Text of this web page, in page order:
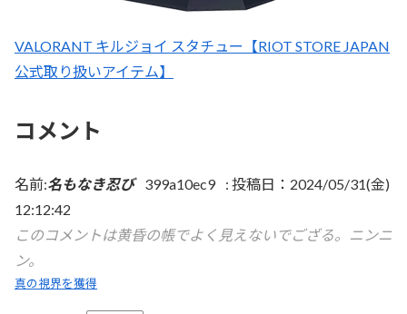
VALORANT キルジョイ スタチュー【RIOT STORE JAPAN
公式取り扱いアイテム】
コメント
名前:名もなき忍び 399a10ec9 : 投稿日：2024/05/31(金)
12:12:42
このコメントは黄昏の帳でよく見えないでござる。ニンニ
ン。
真の視界を獲得